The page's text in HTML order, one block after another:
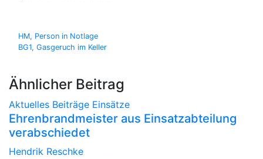
Beitragsnavigation
HM, Person in Notlage
BG1, Gasgeruch im Keller
Ähnlicher Beitrag
Aktuelles Beiträge Einsätze
Ehrenbrandmeister aus Einsatzabteilung
verabschiedet
Hendrik Reschke